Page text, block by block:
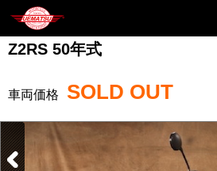
Z2RS 50年式
SOLD OUT